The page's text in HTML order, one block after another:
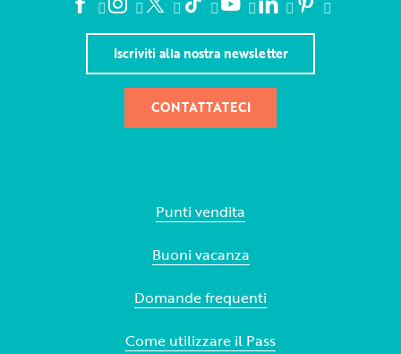
Iscriviti alla nostra newsletter
CONTATTATECI
Punti vendita
Buoni vacanza
Domande frequenti
Come utilizzare il Pass